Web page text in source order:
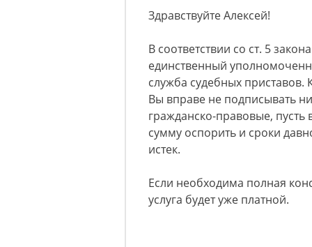
Здравствуйте Алексей!
В соответствии со ст. 5
единственный
служба судебных приставов.
Вы вправе не подписывать
гражданско-правовые,
сумму оспорить и сроки
истек.
Если необходима полная
услуга будет уже платной.